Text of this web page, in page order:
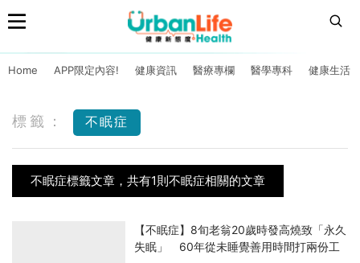
Home APP限定內容! 健康資訊 醫療專欄 醫學專科 健康生活
標籤： 不眠症
不眠症標籤文章，共有1則不眠症相關的文章
【不眠症】8旬老翁20歲時發高燒致「永久
失眠」 60年從未睡覺善用時間打兩份工